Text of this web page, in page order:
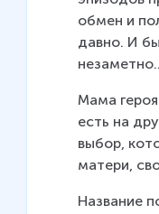
обмен и
давно. И
Мама
есть на
выбор,
матери,
Название